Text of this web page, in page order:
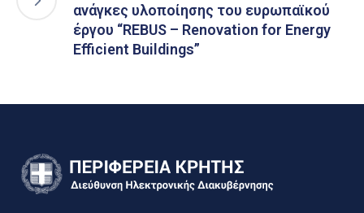
ανάγκες υλοποίησης του ευρωπαϊκού
έργου “REBUS – Renovation for Energy
Efficient Buildings”